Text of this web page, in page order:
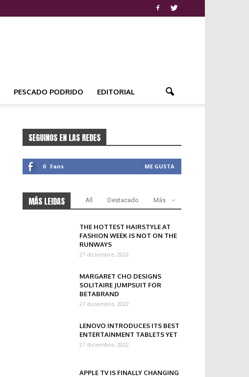
PESCADO PODRIDO EDITORIAL
SEGUINOS EN LAS REDES
0 Fans ME GUSTA
MÁS LEIDAS All Destacado Más
THE HOTTEST HAIRSTYLE AT
FASHION WEEK IS NOT ON THE
RUNWAYS
27 diciembre, 2022
MARGARET CHO DESIGNS
SOLITAIRE JUMPSUIT FOR
BETABRAND
27 diciembre, 2022
LENOVO INTRODUCES ITS BEST
ENTERTAINMENT TABLETS YET
27 diciembre, 2022
APPLE TV IS FINALLY CHANGING